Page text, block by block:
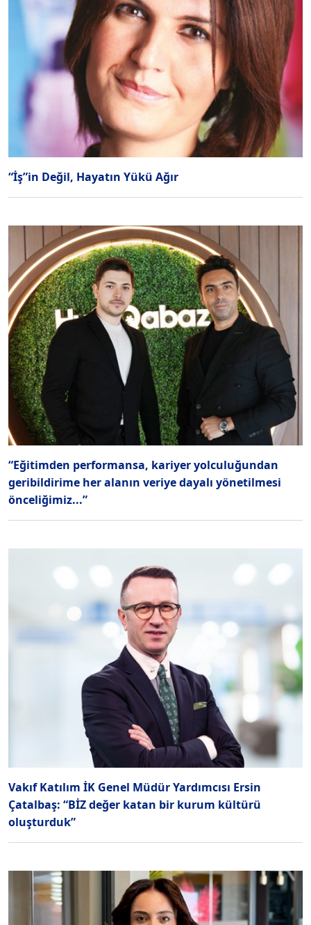
“İş”in Değil, Hayatın Yükü Ağır
“Eğitimden performansa, kariyer yolculuğundan
geribildirime her alanın veriye dayalı yönetilmesi
önceliğimiz...”
Vakıf Katılım İK Genel Müdür Yardımcısı Ersin
Çatalbaş: “BİZ değer katan bir kurum kültürü
oluşturduk”